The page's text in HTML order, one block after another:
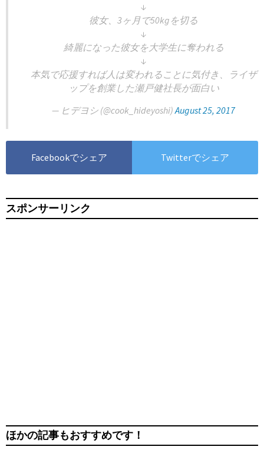
↓
彼女、3ヶ月で50kgを切る
↓
綺麗になった彼女を大学生に奪われる
↓
本気で応援すれば人は変われることに気付き、ライザ
ップを創業した瀬戸健社長が面白い
— ヒデヨシ (@cook_hideyoshi)August 25, 2017
Facebookでシェア Twitterでシェア
スポンサーリンク
ほかの記事もおすすめです！